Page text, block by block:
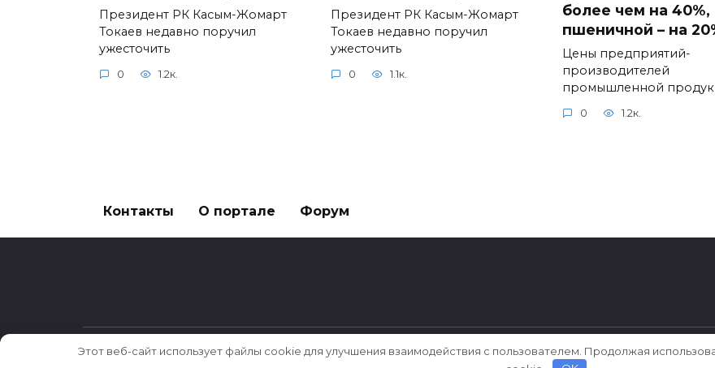
Президент РК Касым-Жомарт
Токаев недавно поручил
ужесточить
0 1.2к.
Президент РК Касым-Жомарт
Токаев недавно поручил
ужесточить
0 1.1к.
более чем на 40%,
пшеничной – на
Цены предприятий-
производителей
промышленной
0 1.2к.
Контакты О портале Форум
Этот веб-сайт использует файлы cookie для улучшения взаимодействия с пользователем. Продолжая